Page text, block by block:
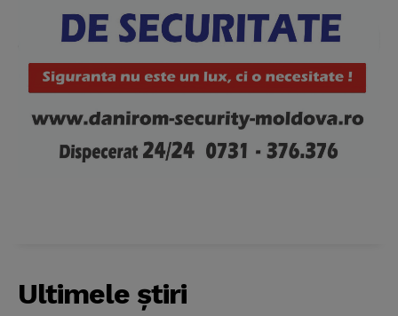
Ultimele ştiri